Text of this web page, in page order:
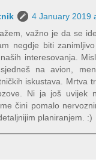
4 January 2019
važno je da se
negdje biti
interesovanja.
na avion,
iskustava. Mrtva
Ni ja još uvijek
čini pomalo
planiranjem. :)